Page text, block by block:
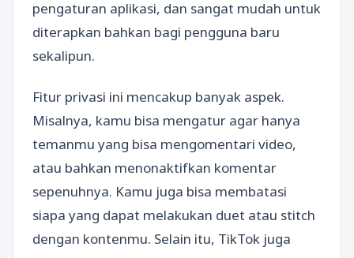
pengaturan aplikasi, dan sangat mudah untuk
diterapkan bahkan bagi pengguna baru
sekalipun.
Fitur privasi ini mencakup banyak aspek.
Misalnya, kamu bisa mengatur agar hanya
temanmu yang bisa mengomentari video,
atau bahkan menonaktifkan komentar
sepenuhnya. Kamu juga bisa membatasi
siapa yang dapat melakukan duet atau stitch
dengan kontenmu. Selain itu, TikTok juga